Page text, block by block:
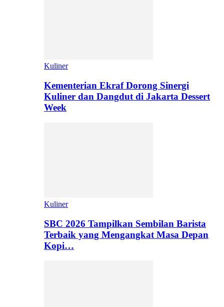
Kuliner
Kementerian Ekraf Dorong Sinergi
Kuliner dan Dangdut di Jakarta Dessert
Week
Kuliner
SBC 2026 Tampilkan Sembilan Barista
Terbaik yang Mengangkat Masa Depan
Kopi…